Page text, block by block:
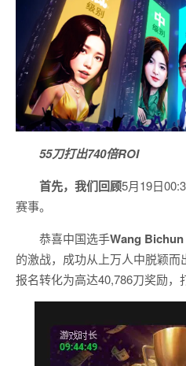
55刀打出740倍ROI
首先，我们回顾5月19日
赛事。
恭喜中国选手Wang Bichun
的激战，成功从上万人中脱颖
报名转化为高达40,786刀奖励，